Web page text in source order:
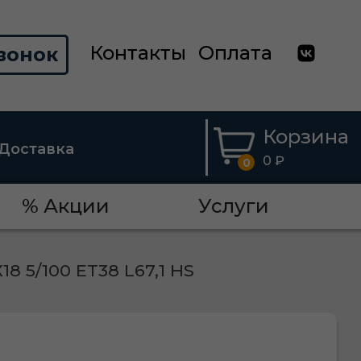
Контакты Оплата
0
Корзина
0 ₽
% Акции Услуги
5/100 ET38 L67,1 HS